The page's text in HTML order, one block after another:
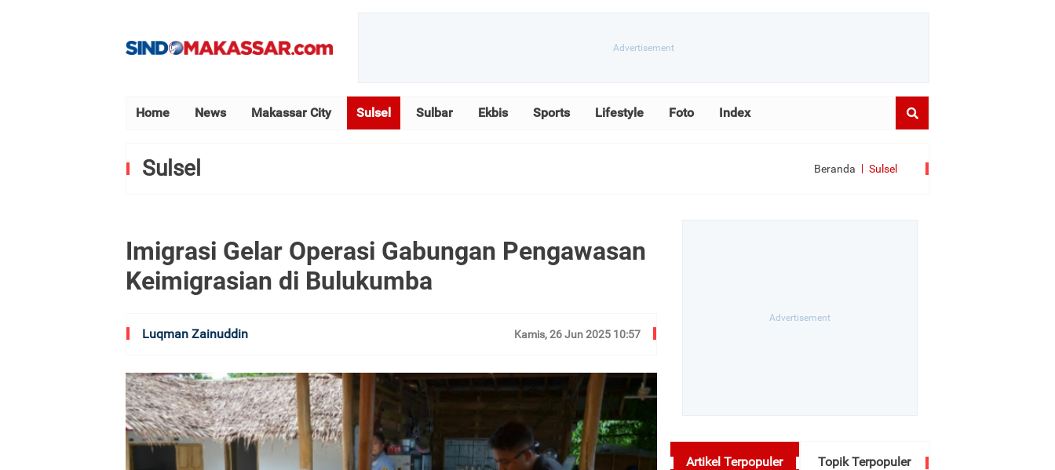
Home News Makassar City Sulsel Sulbar Ekbis Sports Lifestyle Foto Index
Sulsel Beranda Sulsel
Imigrasi Gelar Operasi Gabungan Pengawasan
Keimigrasian di Bulukumba
Luqman Zainuddin Kamis, 26 Jun 2025 10:57
Artikel Terpopuler Topik Terpopuler